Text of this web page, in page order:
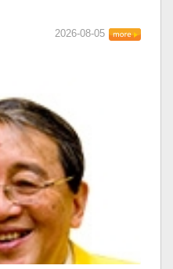
2026-08-05